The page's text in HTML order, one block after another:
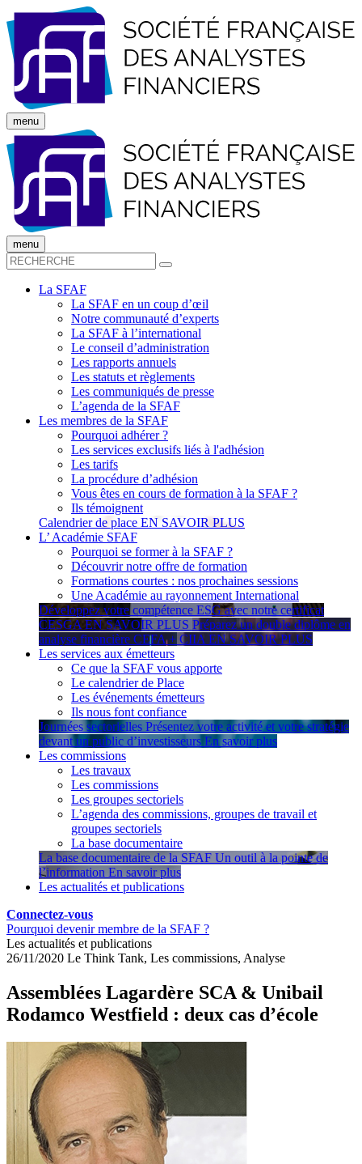
menu
menu
La SFAF
La SFAF en un coup d’œil
Notre communauté d’experts
La SFAF à l’international
Le conseil d’administration
Les rapports annuels
Les statuts et règlements
Les communiqués de presse
L’agenda de la SFAF
Les membres de la SFAF
Pourquoi adhérer ?
Les services exclusifs liés à l'adhésion
Les tarifs
La procédure d’adhésion
Vous êtes en cours de formation à la SFAF ?
Ils témoignent
Calendrier de place EN SAVOIR PLUS
L’ Académie SFAF
Pourquoi se former à la SFAF ?
Découvrir notre offre de formation
Formations courtes : nos prochaines sessions
Une Académie au rayonnement International
Développez votre compétence ESG avec notre certificat
CESGA EN SAVOIR PLUS Préparez un double diplôme en
analyse financière CEFA + CIIA EN SAVOIR PLUS
Les services aux émetteurs
Ce que la SFAF vous apporte
Le calendrier de Place
Les événements émetteurs
Ils nous font confiance
Journées sectorielles Présentez votre activité et votre stratégie
devant un public d’investisseurs En savoir plus
Les commissions
Les travaux
Les commissions
Les groupes sectoriels
L’agenda des commissions, groupes de travail et
groupes sectoriels
La base documentaire
La base documentaire de la SFAF Un outil à la pointe de
l’information En savoir plus
Les actualités et publications
Connectez-vous
Pourquoi devenir membre de la SFAF ?
Les actualités et publications
26/11/2020 Le Think Tank, Les commissions, Analyse
Assemblées Lagardère SCA & Unibail
Rodamco Westfield : deux cas d’école